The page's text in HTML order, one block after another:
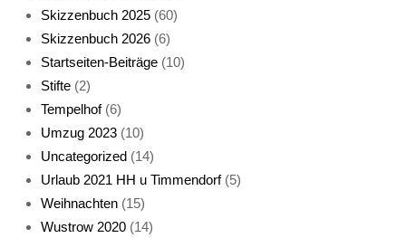
Skizzenbuch 2025 (60)
Skizzenbuch 2026 (6)
Startseiten-Beiträge (10)
Stifte (2)
Tempelhof(6)
Umzug 2023 (10)
Uncategorized (14)
Urlaub 2021 HH u Timmendorf(5)
Weihnachten (15)
Wustrow 2020 (14)